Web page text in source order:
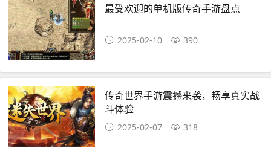
最受欢迎的单机版传奇手游盘点
2025-02-10 390
传奇世界手游震撼来袭，畅享真实战
斗体验
2025-02-07 318